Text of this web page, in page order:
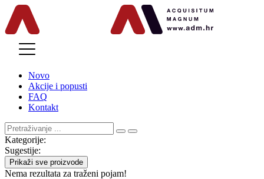
Novo
Akcije i popusti
FAQ
Kontakt
Kategorije:
Sugestije:
Prikaži sve proizvode
Nema rezultata za traženi pojam!